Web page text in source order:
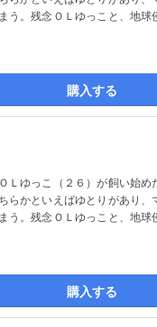
う。残念ＯＬゆっこと、地球
購入する
ゆっこ（２６）が飼い始め
かといえばゆとりがあり、
う。残念ＯＬゆっこと、地球
購入する